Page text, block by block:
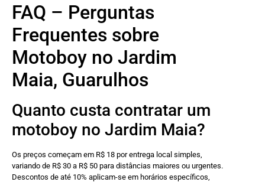
FAQ – Perguntas
Frequentes sobre
Motoboy no Jardim
Maia, Guarulhos
Quanto custa contratar um
motoboy no Jardim Maia?
Os preços começam em R$ 18 por entrega local simples,
variando de R$ 30 a R$ 50 para distâncias maiores ou urgentes.
Descontos de até 10% aplicam-se em horários específicos,